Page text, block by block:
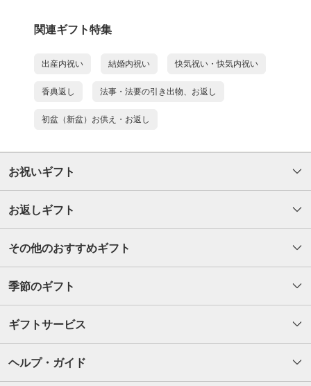
関連ギフト特集
出産内祝い 結婚内祝い 快気祝い・快気内祝い
香典返し 法事・法要の引き出物、お返し
初盆（新盆）お供え・お返し
お祝いギフト
お返しギフト
その他のおすすめギフト
季節のギフト
ギフトサービス
ヘルプ・ガイド